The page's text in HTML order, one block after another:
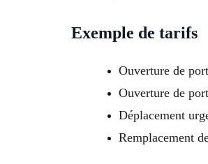
Exemple de tarifs
Ouverture de
Ouverture de
Déplacement
Remplacement